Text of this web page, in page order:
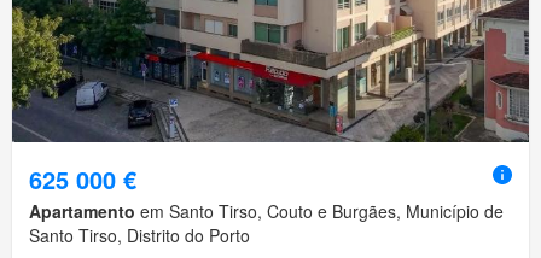
625 000 €
Apartamento em Santo Tirso, Couto e Burgães, Município de
Santo Tirso, Distrito do Porto